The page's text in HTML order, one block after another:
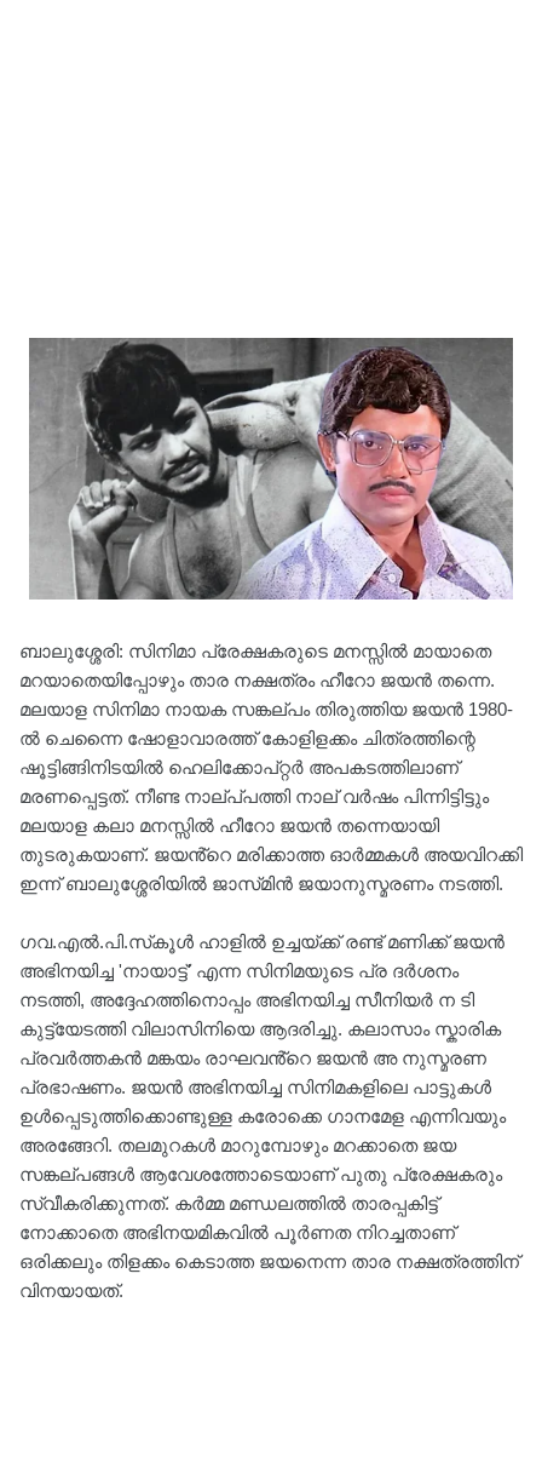
ബാലുശ്ശേരി: സിനിമാ പ്രേക്ഷകരുടെ മനസ്സിൽ മായാതെ
മറയാതെയിപ്പോഴും താര നക്ഷത്രം ഹീറോ ജയൻ തന്നെ.
മലയാള സിനിമാ നായക സങ്കല്പം തിരുത്തിയ ജയൻ 1980-
ൽ ചെന്നൈ ഷോളാവാരത്ത് കോളിളക്കം ചിത്രത്തിന്റെ
ഷൂട്ടിങ്ങിനിടയിൽ ഹെലിക്കോപ്റ്റർ അപകടത്തിലാണ്
മരണപ്പെട്ടത്. നീണ്ട നാല്പ്‌പത്തി നാല് വർഷം പിന്നിട്ടിട്ടും
മലയാള കലാ മനസ്സിൽ ഹീറോ ജയൻ തന്നെയായി
തുടരുകയാണ്. ജയൻ്റെ മരിക്കാത്ത ഓർമ്മകൾ അയവിറക്കി
ഇന്ന് ബാലുശ്ശേരിയിൽ ജാസ്‌മിൻ ജയാനുസ്മരണം നടത്തി.
ഗവ.എൽ.പി.സ്‌കൂൾ ഹാളിൽ ഉച്ചയ്ക്ക് രണ്ട് മണിക്ക് ജയൻ
അഭിനയിച്ച 'നായാട്ട്' എന്ന സിനിമയുടെ പ്ര ദർശനം
നടത്തി, അദ്ദേഹത്തിനൊപ്പം അഭിനയിച്ച സീനിയർ ന ടി
കുട്ട്യേടത്തി വിലാസിനിയെ ആദരിച്ചു. കലാസാം സ്കാരിക
പ്രവർത്തകൻ മങ്കയം രാഘവൻ്റെ ജയൻ അ നുസ്മ‌രണ
പ്രഭാഷണം. ജയൻ അഭിനയിച്ച സിനിമകളിലെ പാട്ടുകൾ
ഉൾപ്പെടുത്തിക്കൊണ്ടുള്ള കരോക്കെ ഗാനമേള എന്നിവയും
അരങ്ങേറി. തലമുറകൾ മാറുമ്പോഴും മറക്കാതെ ജയ
സങ്കല്‌പങ്ങൾ ആവേശത്തോടെയാണ് പുതു പ്രേക്ഷകരും
സ്വീകരിക്കുന്നത്. കർമ്മ മണ്ഡലത്തിൽ താരപ്പകിട്ട്
നോക്കാതെ അഭിനയമികവിൽ പൂർണത നിറച്ചതാണ്
ഒരിക്കലും തിളക്കം കെടാത്ത ജയനെന്ന താര നക്ഷത്രത്തിന്
വിനയായത്.